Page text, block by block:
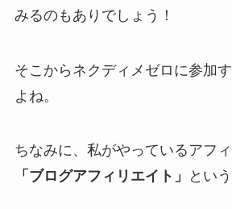
みるのもありでしょう！
そこからネクディメゼロに参加
よね。
ちなみに、私がやっているアフィ
「ブログアフィリエイト」
とい